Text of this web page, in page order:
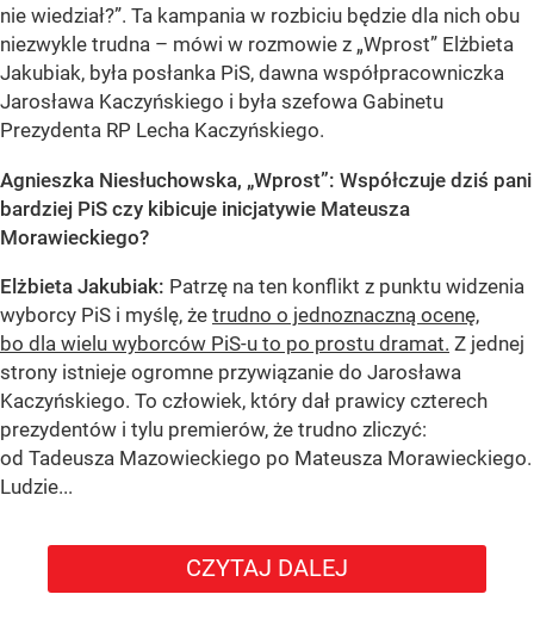
nie wiedział?”. Ta kampania w rozbiciu będzie dla nich obu
niezwykle trudna – mówi w rozmowie z „Wprost” Elżbieta
Jakubiak, była posłanka PiS, dawna współpracowniczka
Jarosława Kaczyńskiego i była szefowa Gabinetu
Prezydenta RP Lecha Kaczyńskiego.
Agnieszka Niesłuchowska, „Wprost”: Współczuje dziś pani
bardziej PiS czy kibicuje inicjatywie Mateusza
Morawieckiego?
Elżbieta Jakubiak: Patrzę na ten konflikt z punktu widzenia
wyborcy PiS i myślę, że trudno o jednoznaczną ocenę,
bo dla wielu wyborców PiS-u to po prostu dramat. Z jednej
strony istnieje ogromne przywiązanie do Jarosława
Kaczyńskiego. To człowiek, który dał prawicy czterech
prezydentów i tylu premierów, że trudno zliczyć:
od Tadeusza Mazowieckiego po Mateusza Morawieckiego.
Ludzie...
CZYTAJ DALEJ